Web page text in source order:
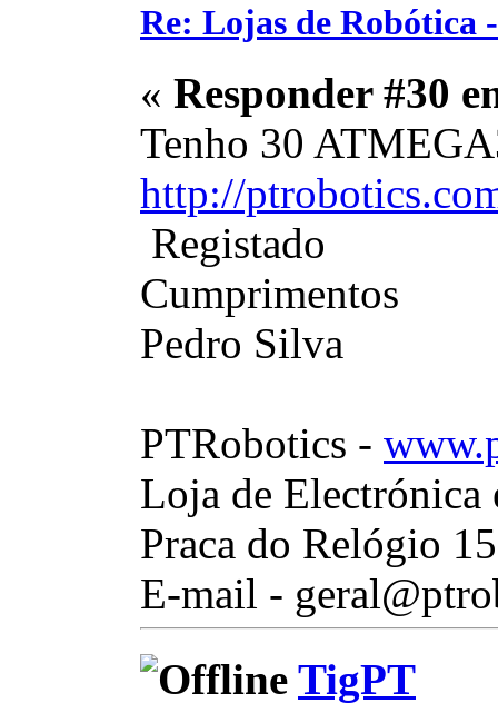
Re: Lojas de Robótica
« Responder #30
Tenho 30
http://
Registado
Cumprimentos
Pedro Silva
PTRobotics -
Loja de Electrónica
Praca do Relógio
E-mail -
TigPT